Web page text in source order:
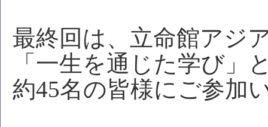
最終回は、立命館アジ
「一生を通じた学び」
約45名の皆様にご参加